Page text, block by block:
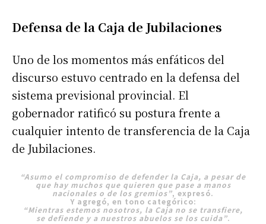
Defensa de la Caja de Jubilaciones
Uno de los momentos más enfáticos del
discurso estuvo centrado en la defensa del
sistema previsional provincial. El
gobernador ratificó su postura frente a
cualquier intento de transferencia de la Caja
de Jubilaciones.
“Asumo el compromiso de defender la Caja, a pesar de
que hay muchos que quieren que pase a manos
nacionales o de los gremios”, expresó.
Y agregó, en tono categórico:
“Mientras estemos nosotros, la Caja no se transfiere,
se defiende y a nuestros abuelos se los cuida”.